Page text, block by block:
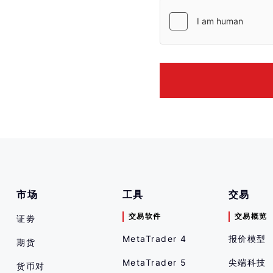
市场
证劵
期货
货币对
工具
交易软件
MetaTrader 4
MetaTrader 5
交易
交易概览
报价模型
尖端科技